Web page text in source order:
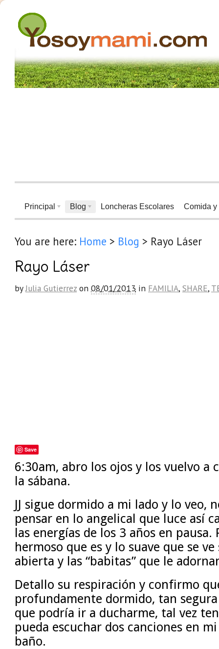
Principal Blog Loncheras Escolares Comida y
You are here: Home > Blog > Rayo Láser
Rayo Láser
by Julia Gutierrez on 08/01/2013 in FAMILIA, SHARE,
Save
6:30am, abro los ojos y los vuelvo a
la sábana.
JJ sigue dormido a mi lado y lo veo,
pensar en lo angelical que luce así
las energías de los 3 años en pausa.
hermoso que es y lo suave que se
abierta y las “babitas” que le
Detallo su respiración y confirmo
profundamente dormido, tan
que podría ir a ducharme, tal vez
pueda escuchar dos canciones en
baño.